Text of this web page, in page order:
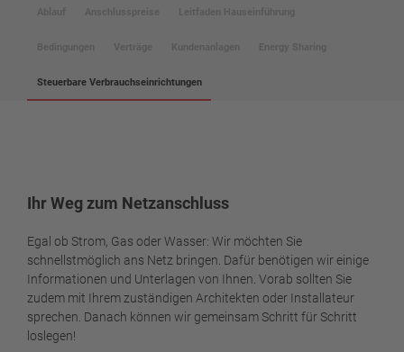
Steuerbare Verbrauchseinrichtungen
Ihr Weg zum Netzanschluss
Egal ob Strom, Gas oder Wasser: Wir möchten Sie
schnellstmöglich ans Netz bringen. Dafür benötigen wir einige
Informationen und Unterlagen von Ihnen. Vorab sollten Sie
zudem mit Ihrem zuständigen Architekten oder Installateur
sprechen. Danach können wir gemeinsam Schritt für Schritt
loslegen!